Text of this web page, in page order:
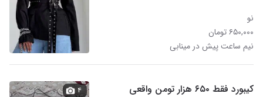
نو
۶۵۰,۰۰۰ تومان
نیم ساعت پیش در مینابی
کیبورد فقط ۶۵۰ هزار تومن واقعی ۴